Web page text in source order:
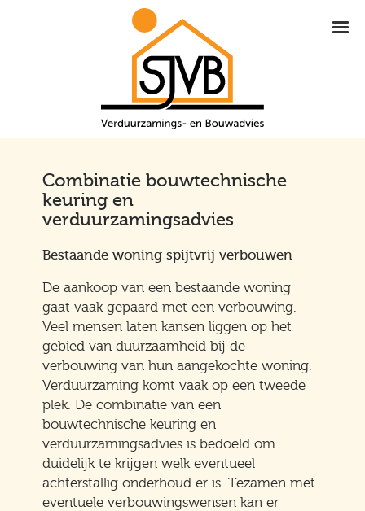
Combinatie bouwtechnische
keuring en
verduurzamingsadvies
Bestaande woning spijtvrij verbouwen
De aankoop van een bestaande woning
gaat vaak gepaard met een verbouwing.
Veel mensen laten kansen liggen op het
gebied van duurzaamheid bij de
verbouwing van hun aangekochte woning.
Verduurzaming komt vaak op een tweede
plek. De combinatie van een
bouwtechnische keuring en
verduurzamingsadvies is bedoeld om
duidelijk te krijgen welk eventueel
achterstallig onderhoud er is. Tezamen met
eventuele verbouwingswensen kan er